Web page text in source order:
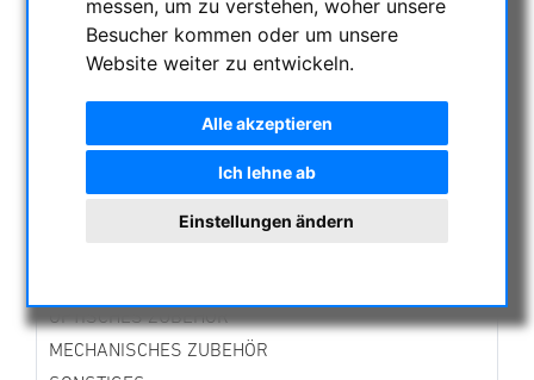
messen, um zu verstehen, woher unsere
Besucher kommen oder um unsere
Website weiter zu entwickeln.
Alle akzeptieren
Ich lehne ab
Einstellungen ändern
Kalcium-K Module
Sonnenferngläser
Optisches Zubehör
Mechanisches Zubehör
FERNGLÄSER, SPEKTIVE
OPTISCHES ZUBEHÖR
MECHANISCHES ZUBEHÖR